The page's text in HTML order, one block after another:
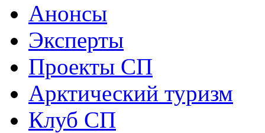
Анонсы
Эксперты
Проекты СП
Арктический туризм
Клуб СП